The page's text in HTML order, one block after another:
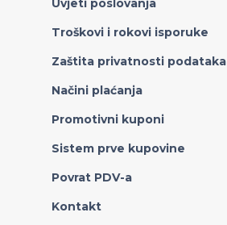
Uvjeti poslovanja
Troškovi i rokovi isporuke
Zaštita privatnosti podataka
Načini plaćanja
Promotivni kuponi
Sistem prve kupovine
Povrat PDV-a
Kontakt